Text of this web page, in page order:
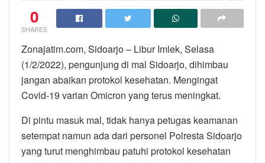
0
SHARES
Zonajatim.com, Sidoarjo – Libur Imlek, Selasa
(1/2/2022), pengunjung di mal Sidoarjo, dihimbau
jangan abaikan protokol kesehatan. Mengingat
Covid-19 varian Omicron yang terus meningkat.
Di pintu masuk mal, tidak hanya petugas keamanan
setempat namun ada dari personel Polresta Sidoarjo
yang turut menghimbau patuhi protokol kesehatan